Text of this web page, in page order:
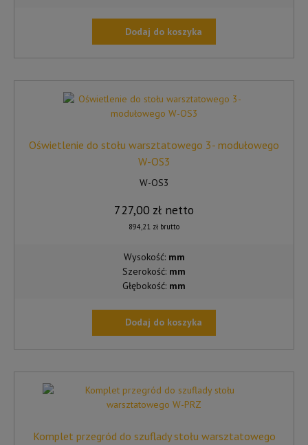
Dodaj do koszyka
Oświetlenie do stołu warsztatowego 3- modułowego
W-OS3
W-OS3
727,00 zł netto
894,21 zł brutto
Wysokość: mm
Szerokość: mm
Głębokość: mm
Dodaj do koszyka
Komplet przegród do szuflady stołu warsztatowego